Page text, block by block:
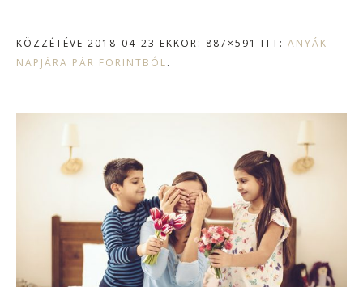
KÖZZÉTÉVE 2018-04-23 EKKOR: 887×591 ITT: ANYÁK
NAPJÁRA PÁR FORINTBÓL.